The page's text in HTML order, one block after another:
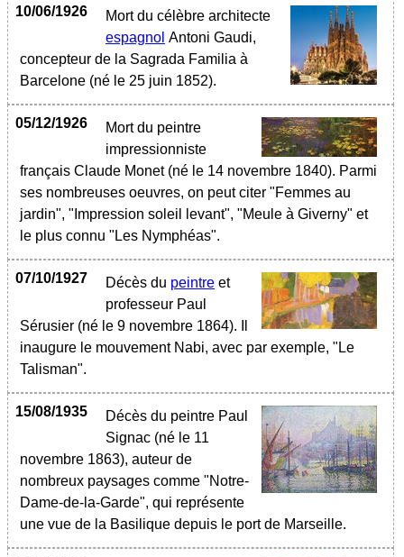
10/06/1926
Mort du célèbre architecte
espagnol Antoni Gaudi,
concepteur de la Sagrada Familia à
Barcelone (né le 25 juin 1852).
05/12/1926
Mort du peintre
impressionniste
français Claude Monet (né le 14 novembre 1840). Parmi
ses nombreuses oeuvres, on peut citer "Femmes au
jardin", "Impression soleil levant", "Meule à Giverny" et
le plus connu "Les Nymphéas".
07/10/1927 Décès du peintre et
professeur Paul
Sérusier (né le 9 novembre 1864). Il
inaugure le mouvement Nabi, avec par exemple, "Le
Talisman".
15/08/1935
Décès du peintre Paul
Signac (né le 11
novembre 1863), auteur de
nombreux paysages comme "Notre-
Dame-de-la-Garde", qui représente
une vue de la Basilique depuis le port de Marseille.